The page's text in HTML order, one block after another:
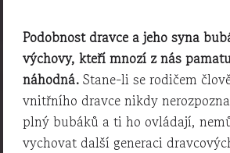
Podobnost dravce a jeho syna
výchovy, kteří mnozí z nás
náhodná.Stane-li se rodičem
vnitřního dravce nikdy
plný bubáků a ti ho ovládají,
vychovat další generaci